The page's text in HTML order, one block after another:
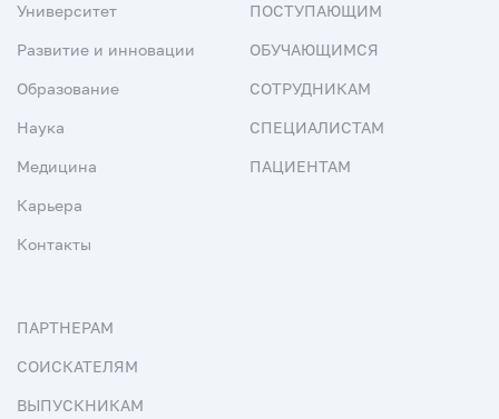
Университет
Развитие и инновации
Образование
Наука
Медицина
Карьера
Контакты
ПОСТУПАЮЩИМ
ОБУЧАЮЩИМСЯ
СОТРУДНИКАМ
СПЕЦИАЛИСТАМ
ПАЦИЕНТАМ
ПАРТНЕРАМ
СОИСКАТЕЛЯМ
ВЫПУСКНИКАМ